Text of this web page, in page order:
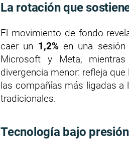
La rotación que
El movimiento de fondo
caer un 1,2%en una sesión
Microsoft y Meta,
divergencia menor: refleja
las compañías más ligadas a
tradicionales.
Tecnología bajo presión